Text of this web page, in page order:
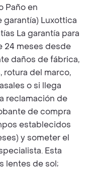
Paño en
Luxottica
La garantía para
24 meses desde
daños de fábrica,
rotura del marco,
o si llega
reclamación de
de compra
establecidos
y someter el
Esta
lentes de sol;